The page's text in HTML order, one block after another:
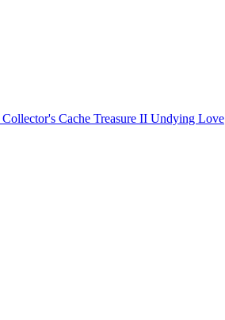
Collector's Cache Treasure II Undying Love